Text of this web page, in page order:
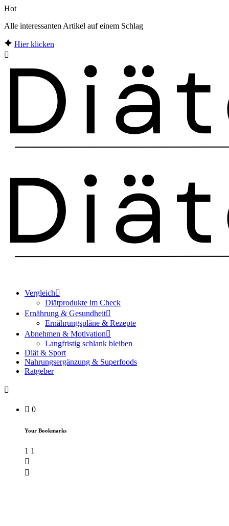
Hot
Alle interessanten Artikel auf einem Schlag
Hier klicken
Vergleich
Diätprodukte im Check
Ernährung & Gesundheit
Ernährungspläne & Rezepte
Abnehmen & Motivation
Langfristig schlank bleiben
Diät & Sport
Nahrungsergänzung & Superfoods
Ratgeber
0
Your Bookmarks
1 1